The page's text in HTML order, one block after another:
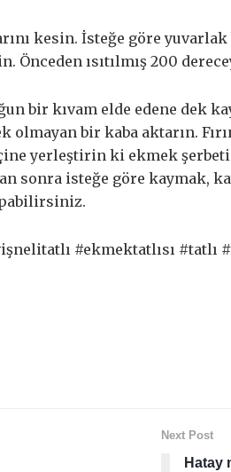
kesin. İsteğe göre
Önceden ısıtılmış 200
bir kıvam elde edene dek
olmayan bir kaba aktarın.
yerleştirin ki ekmek
sonra isteğe göre kaymak,
#ekmektatlısı #tatlı
Next Post
Hatay